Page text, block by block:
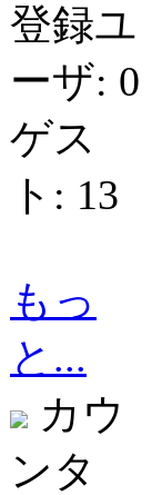
登録ユ
ーザ: 0
ゲス
ト: 13
もっ
と...
カウ
ンタ